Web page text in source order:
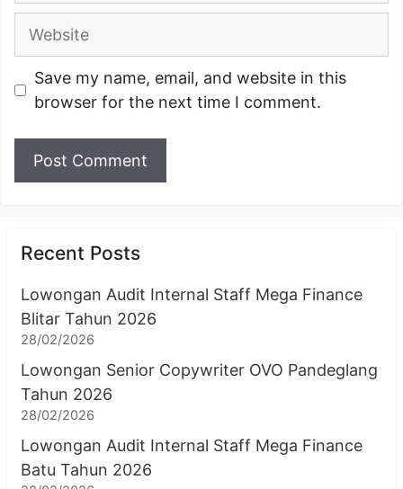
Website
Save my name, email, and website in this
browser for the next time I comment.
Recent Posts
Lowongan Audit Internal Staff Mega Finance
Blitar Tahun 2026
28/02/2026
Lowongan Senior Copywriter OVO Pandeglang
Tahun 2026
28/02/2026
Lowongan Audit Internal Staff Mega Finance
Batu Tahun 2026